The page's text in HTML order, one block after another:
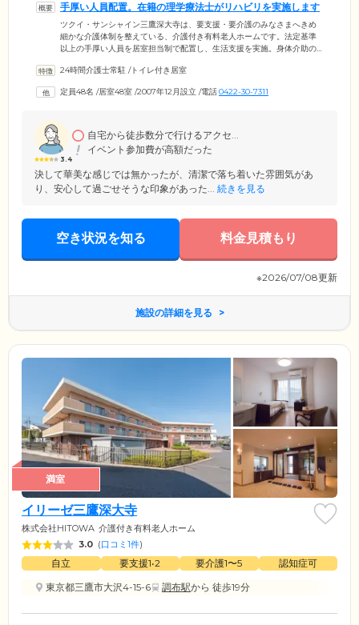
手厚い人員配置。在籍の理学療法士がリハビリを実施します
ツクイ・サンシャイン三鷹深大寺は、要支援・要介護のみなさまへきめ
細かな介護体制を整えている、介護付き有料老人ホームです。法定基準
以上の手厚い人員を居室担当制で配置し、生活支援を実施。身体介助の
など、健康面に配慮したお声がけで見守りを行っています。在籍の理学
軸に、個別プログラムやレクリエーションを組み合わせた機能訓練を提
す。
24時間介護士常駐 /トイレ付き居室
定員48名 /居室48室 /2007年12月設立 /電話0422-30-7311
3.4
自宅から徒歩数分で行けるアクセ...
イベント参加費が高額だった
決して華美な感じでは無かったが、清潔で落ち着いた雰囲気があ
り、安心して過ごせそうな印象があった... 続きを見る
空き状況を知る 料金見積もり
※2026/07/08更新
施設の詳細を見る
満室
イリーゼ三鷹深大寺
株式会社HITOWA 介護付き有料老人ホーム
3.0 (口コミ1件)
自立 要支援1•2 要介護1〜5
認知症可
東京都三鷹市大沢4-15-6
調布駅から 徒歩19分